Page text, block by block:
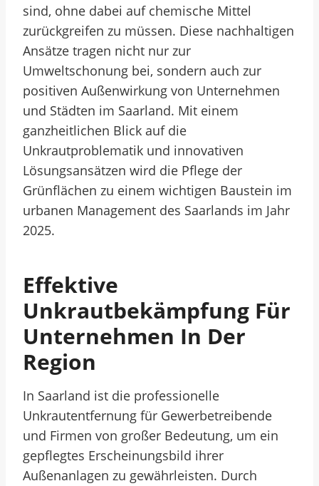
sind, ohne dabei auf chemische Mittel
zurückgreifen zu müssen. Diese nachhaltigen
Ansätze tragen nicht nur zur
Umweltschonung bei, sondern auch zur
positiven Außenwirkung von Unternehmen
und Städten im Saarland. Mit einem
ganzheitlichen Blick auf die
Unkrautproblematik und innovativen
Lösungsansätzen wird die Pflege der
Grünflächen zu einem wichtigen Baustein im
urbanen Management des Saarlands im Jahr
2025.
Effektive
Unkrautbekämpfung Für
Unternehmen In Der
Region
In Saarland ist die professionelle
Unkrautentfernung für Gewerbetreibende
und Firmen von großer Bedeutung, um ein
gepflegtes Erscheinungsbild ihrer
Außenanlagen zu gewährleisten. Durch